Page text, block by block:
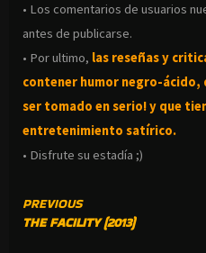
• Los comentarios de usuarios
antes de publicarse.
• Por ultimo, las reseñas y
contener humor negro-ácido,
ser tomado en serio! y que
entretenimiento satírico.
• Disfrute su estadía ;)
CONTINUE
READING
PREVIOUS
THE FACILITY (2013)